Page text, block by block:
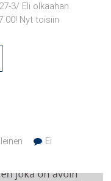
3/ Eli olkaahan
Nyt toisiin
Ei